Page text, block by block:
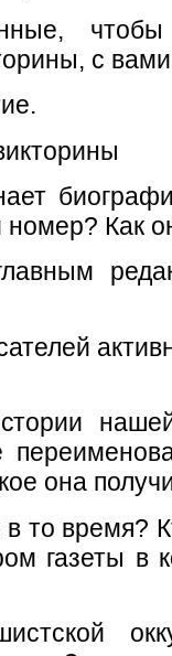
чтобы
с
Как
она
то время?
газеты в